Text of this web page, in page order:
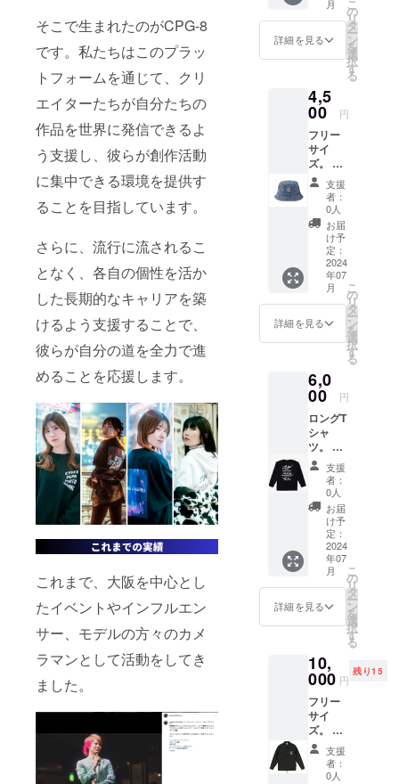
そこで生まれたのがCPG-8
です。私たちはこのプラッ
トフォームを通じて、クリ
エイターたちが自分たちの
作品を世界に発信できるよ
う支援し、彼らが創作活動
に集中できる環境を提供す
ることを目指しています。
さらに、流行に流されるこ
となく、各自の個性を活か
した長期的なキャリアを築
けるよう支援することで、
彼らが自分の道を全力で進
めることを応援します。
これまで、大阪を中心とし
たイベントやインフルエン
サー、モデルの方々のカメ
ラマンとして活動をしてき
ました。
家庭を
築いて
いる人
たちが
多いと
ので、
関西限
定です
がファ
ミリー
フォト
を低価
格で撮
影しよ
うと思
いま
す。家
庭の記
念日や
特別な
日に対
して励
真を撮
ろうと
思いま
すの
で、一
度ご検
討をお
願いい
たしま
す 注意
項：・
面会時
には同
伴者を
つけま
す ・
ます
効期
限：２
０２４
年内 交
通費：
関西圏
月
詳細を見る
こ
の
リ
タ
ー
ン
を
選
択
す
る
4,5
00 円
フリー
サイ
ズ。 ご
指定の
住所に
発送い
たしま
す。
2024年
7月以降
順次発
送。
支援
者：
0人
お届
け予
定：
2024
年07
月
詳細を見る
こ
の
リ
タ
ー
ン
を
選
択
す
る
6,0
00 円
ロングT
シャ
ツ。 男
女問わ
ず着る
ことが
可能で
す。 サ
イズ詳
細は本
文をご
覧くだ
さい。
備考欄
にご希
望のサ
（S、
M、L）
でお選
びくだ
さい。
ご指定
の住所
に2024
年7月以
支援
者：
0人
お届
け予
定：
2024
年07
月
詳細を見る
こ
の
リ
タ
ー
ン
を
選
択
す
る
10,
000 円
残り15
フリー
サイ
ズ。 男
女問わ
ず 支援
者：
0人